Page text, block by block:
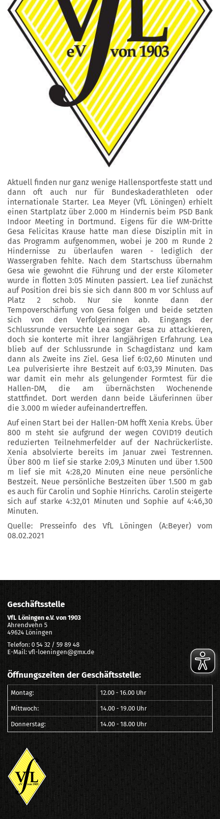
Aktuell finden nur ganz wenige Hallensportfeste statt und
dann oft auch nur für Bundeskaderathleten oder
internationale Starter. Lea Meyer (VfL Löningen) erhielt
einen Startplatz über 2.000 m Hindernis beim PSD Bank
Indoor Meeting in Dortmund. Eigens für die WM-Dritte
Gesa Felicitas Krause hatte man diese Disziplin mit in
das Programm aufgenommen, wobei je 200 m Runde 2
Hindernisse zu überlaufen waren - lediglich der
Wassergraben fehlte. Nach dem Startschuss übernahm
Gesa wie gewohnt die Führung und der erste Kilometer
wurde in flotten 3:05 Minuten passiert. Lea lief zunächst
auf Position drei bis sie sich dann 800 m vor Schluss auf
Platz 2 schob. Nur sie konnte dann der
Tempoverschärfung von Gesa folgen und beide setzten
sich von den Verfolgerinnen ab. Eingangs der
Schlussrunde versuchte Lea sogar Gesa zu attackieren,
doch sie konterte mit ihrer langjährigen Erfahrung. Lea
blieb auf der Schlussrunde in Schagdistanz und kam
dann als Zweite ins Ziel. Gesa lief 6:02,60 Minuten und
Lea pulverisierte ihre Bestzeit auf 6:03,39 Minuten. Das
war damit ein mehr als gelungender Formtest für die
Hallen-DM, die am übernächsten Wochenende
stattfindet. Dort werden dann beide Läuferinnen über
die 3.000 m wieder aufeinandertreffen.
Auf einen Start bei der Hallen-DM hofft Xenia Krebs. Über
800 m steht sie aufgrund der wegen COVID19 deutich
reduzierten Teilnehmerfelder auf der Nachrückerliste.
Xenia absolvierte bereits im Januar zwei Testrennen.
Über 800 m lief sie starke 2:09,3 Minuten und über 1.500
m lief sie mit 4:28,20 Minuten eine neue persönliche
Bestzeit. Neue persönliche Bestzeiten über 1.500 m gab
es auch für Carolin und Sophie Hinrichs. Carolin steigerte
sich auf starke 4:32,01 Minuten und Sophie auf 4:46,30
Minuten.
Quelle: Presseinfo des VfL Löningen (A:Beyer) vom
08.02.2021
Geschäftsstelle
VfL Löningen e.V. von 1903
Ahrendvehn 5
49624 Löningen
Telefon: 0 54 32 / 59 89 48
E-Mail: vfl-loeningen@gmx.de
Öffnungszeiten der Geschäftsstelle:
Montag: 12.00 - 16.00 Uhr
Mittwoch: 14.00 - 19.00 Uhr
Donnerstag: 14.00 - 18.00 Uhr